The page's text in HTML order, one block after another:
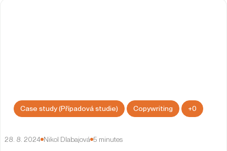
28. 8. 2024 Nikol Dlabajová 5 minutes
Case study (Případová studie) Copywriting +0